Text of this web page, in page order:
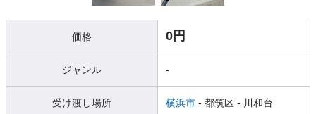
価格 0円
ジャンル -
受け渡し場所 横浜市 - 都筑区 - 川和台